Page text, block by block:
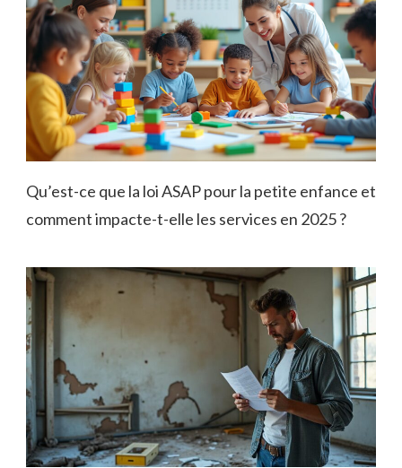
Qu’est-ce que la loi ASAP pour la petite enfance et
comment impacte-t-elle les services en 2025 ?